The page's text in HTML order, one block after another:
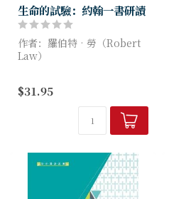
生命的試驗：約翰一書研讀
作者：羅伯特‧勞（Robert
Law）
節進行詳盡地闡釋，並用主題
式分析作區別，且引用希臘文
字、關鍵字句對照及相關經文
$31.95